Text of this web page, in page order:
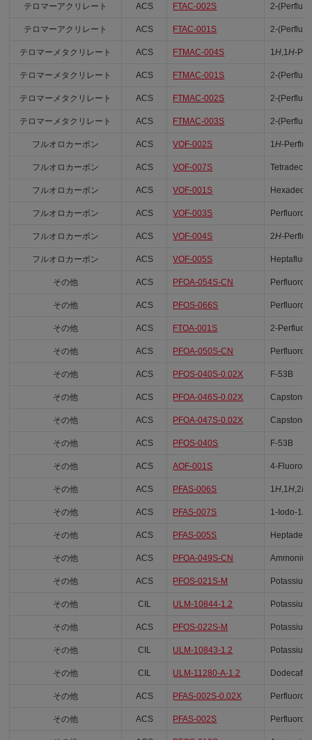
テロマーアクリレート ACS FTAC-002S 2-
テロマーアクリレート ACS FTAC-001S 2-
テロマーメタクリレート ACS FTMAC-004S 1H ,1H-
テロマーメタクリレート ACS FTMAC-001S 2-
テロマーメタクリレート ACS FTMAC-002S 2-
テロマーメタクリレート ACS FTMAC-003S 2-
フルオロカーボン ACS VOF-002S 1H-
フルオロカーボン ACS VOF-007S
フルオロカーボン ACS VOF-001S
フルオロカーボン ACS VOF-003S
フルオロカーボン ACS VOF-004S 2H-
フルオロカーボン ACS VOF-005S
その他 ACS PFOA-054S-CN
その他 ACS PFOS-066S
その他 ACS FTOA-001S 2-
その他 ACS PFOA-050S-CN
その他 ACS PFOS-040S-0.02X F-53B
その他 ACS PFOA-046S-0.02X Capstone
その他 ACS PFOA-047S-0.02X Capstone
その他 ACS PFOS-040S F-53B
その他 ACS AOF-001S 4-
その他 ACS PFAS-006S 1H ,1H ,2H
その他 ACS PFAS-007S 1-Iodo-1H
その他 ACS PFAS-005S
その他 ACS PFOA-049S-CN
その他 ACS PFOS-021S-M
その他 CIL ULM-10844-1.2
その他 ACS PFOS-022S-M
その他 CIL ULM-10843-1.2
その他 CIL ULM-11280-A-1.2
その他 ACS PFAS-002S-0.02X
その他 ACS PFAS-002S